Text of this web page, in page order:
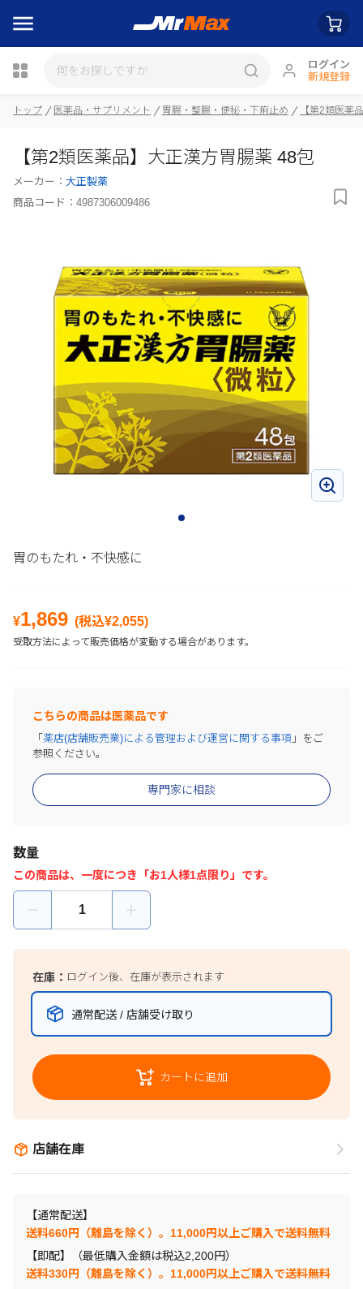
ログイン
新規登録
瓶詰
トップ 医薬品・サプリメント 胃腸・整腸・便秘・下痢止め 【第2類医薬
【第2類医薬品】大正漢方胃腸薬 48包
メーカー： 大正製薬
商品コード： 4987306009486
胃のもたれ・不快感に
¥1,869 (税込¥2,055)
受取方法によって販売価格が変動する場合があります。
こちらの商品は医薬品です
専門家に相談
「 薬店(店舗販売業)による管理および運営に関する事項 」をご
参照ください。
数量
この商品は、一度につき「お1人様1点限り」です。
在庫： ログイン後、在庫が表示されます
通常配送 / 店舗受け取り
カートに追加
店舗在庫
【通常配送】
送料660円（離島を除く）。11,000円以上ご購入で送料無料
【即配】（最低購入金額は税込2,200円）
送料330円（離島を除く）。11,000円以上ご購入で送料無料